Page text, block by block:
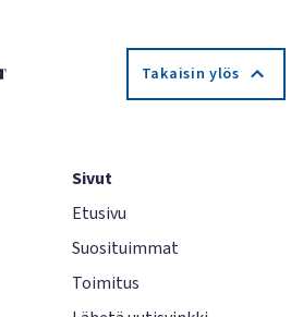
Takaisin ylös
Sivut
Etusivu
Suosituimmat
Toimitus